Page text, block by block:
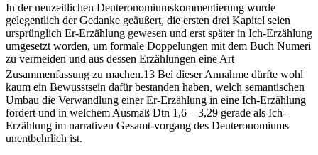
In der neuzeitlichen Deuteronomiumskommentierung wurde
gelegentlich der Gedanke geäußert, die ersten drei Kapitel seien
ursprünglich Er-Erzählung gewesen und erst später in Ich-Erzählung
umgesetzt worden, um formale Doppelungen mit dem Buch Numeri
zu vermeiden und aus dessen Erzählungen eine Art
Zusammenfassung zu machen.13 Bei dieser Annahme dürfte wohl
kaum ein Bewusstsein dafür bestanden haben, welch semantischen
Umbau die Verwandlung einer Er-Erzählung in eine Ich-Erzählung
fordert und in welchem Ausmaß Dtn 1,6 – 3,29 gerade als Ich-
Erzählung im narrativen Gesamt-vorgang des Deuteronomiums
unentbehrlich ist.